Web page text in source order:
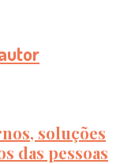
soluções
das pessoas